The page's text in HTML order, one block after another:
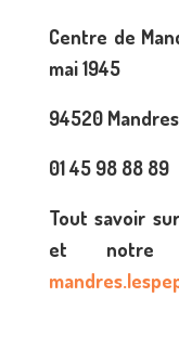
Centre de
mai 1945
94520
01 45 98 88 89
Tout savoir
et